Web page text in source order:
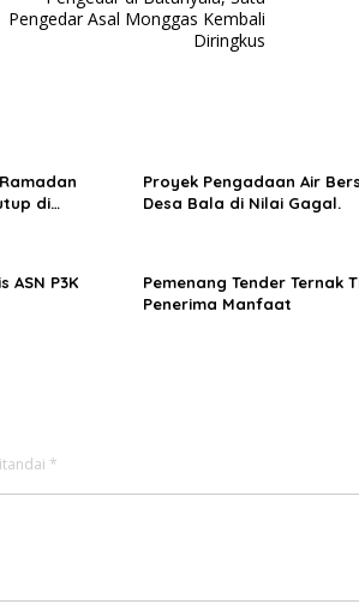
Pengedar Asal Monggas Kembali
Diringkus
di
Proyek Pengadaan Air
Desa Bala di Nilai Gagal.
ASN P3K
Pemenang Tender Ternak
Penerima Manfaat
*
Bupati
DPW